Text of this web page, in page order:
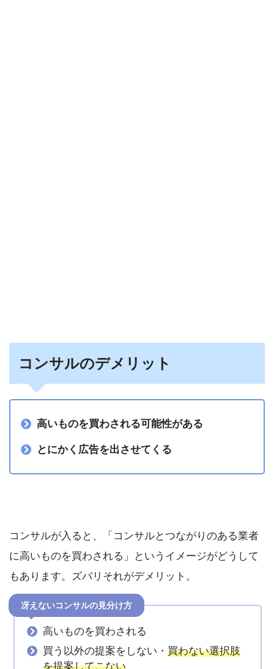
コンサルのデメリット
高いものを買わされる可能性がある
とにかく広告を出させてくる
コンサルが入ると、「コンサルとつながりのある業者
に高いものを買わされる」というイメージがどうして
もあります。ズバリそれがデメリット。
冴えないコンサルの見分け方
高いものを買わされる
買う以外の提案をしない・ 買わない選択肢
を提案してこない